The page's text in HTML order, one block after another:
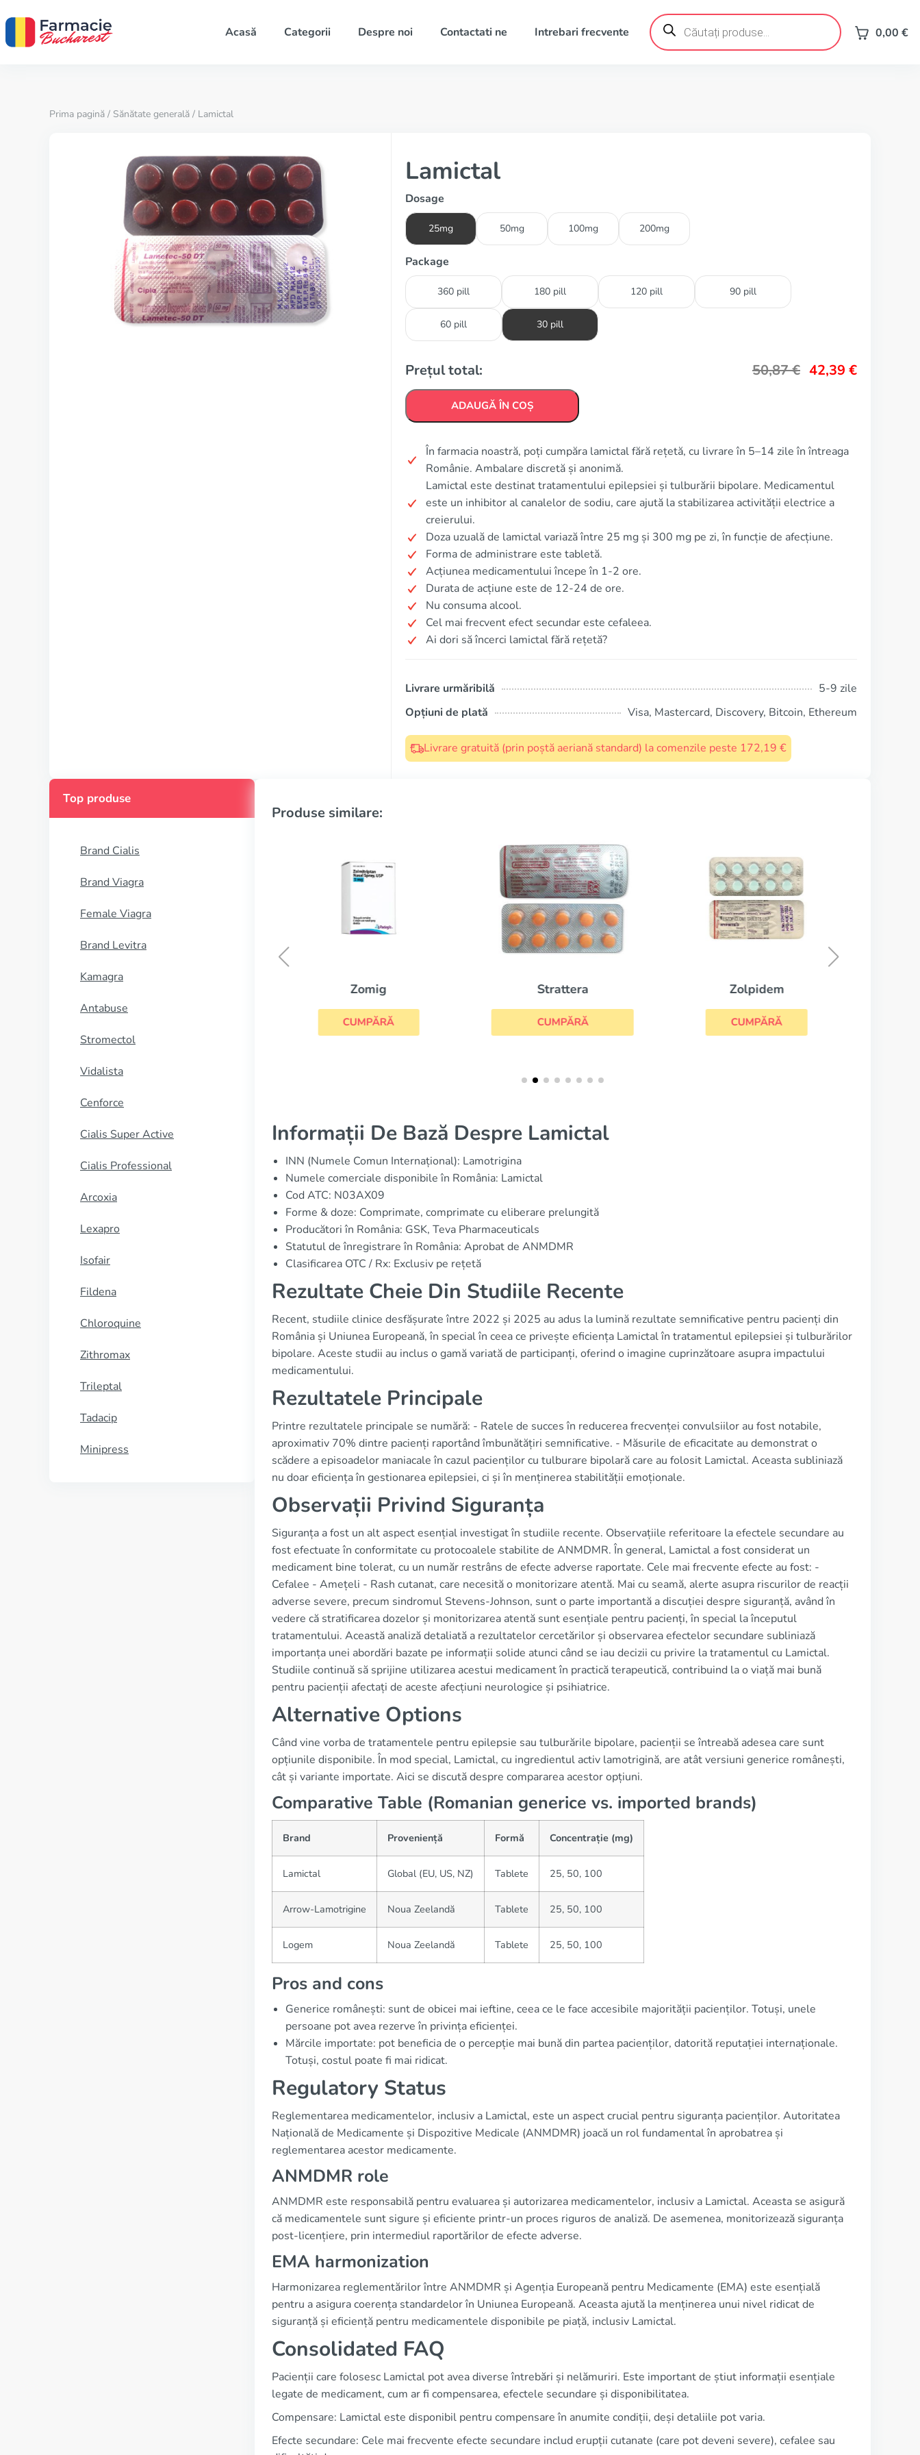
Acasă Categorii Despre noi Contactati ne Intrebari frecvente
Products
search 0,00 €
Prima pagină / Sănătate generală / Lamictal
Lamictal
Dosage
25mg 50mg 100mg 200mg
Package
360 pill 180 pill 120 pill 90 pill
60 pill 30 pill
Prețul total: 50,87€ 42,39 €
ADAUGĂ ÎN COȘ
În farmacia noastră, poți cumpăra lamictal fără rețetă, cu livrare în 5–14 zile în întreaga
Românie. Ambalare discretă și anonimă.
Lamictal este destinat tratamentului epilepsiei și tulburării bipolare. Medicamentul
este un inhibitor al canalelor de sodiu, care ajută la stabilizarea activității electrice a
creierului.
Doza uzuală de lamictal variază între 25 mg și 300 mg pe zi, în funcție de afecțiune.
Forma de administrare este tabletă.
Acțiunea medicamentului începe în 1-2 ore.
Durata de acțiune este de 12-24 de ore.
Nu consuma alcool.
Cel mai frecvent efect secundar este cefaleea.
Ai dori să încerci lamictal fără rețetă?
Livrare urmăribilă
5-9 zile
Opțiuni de plată
Visa, Mastercard, Discovery, Bitcoin, Ethereum
Livrare gratuită (prin poștă aeriană standard) la comenzile peste 172,19 €
Top produse
Brand Cialis
Brand Viagra
Female Viagra
Brand Levitra
Kamagra
Antabuse
Stromectol
Vidalista
Cenforce
Cialis Super Active
Cialis Professional
Arcoxia
Lexapro
Isofair
Fildena
Chloroquine
Zithromax
Trileptal
Tadacip
Minipress
Produse similare:
Zomig
CUMPĂRĂ
Strattera
CUMPĂRĂ
Zolpidem
CUMPĂRĂ
Informații De Bază Despre Lamictal
INN (Numele Comun Internațional): Lamotrigina
Numele comerciale disponibile în România: Lamictal
Cod ATC: N03AX09
Forme & doze: Comprimate, comprimate cu eliberare prelungită
Producători în România: GSK, Teva Pharmaceuticals
Statutul de înregistrare în România: Aprobat de ANMDMR
Clasificarea OTC / Rx: Exclusiv pe rețetă
Rezultate Cheie Din Studiile Recente
Recent, studiile clinice desfășurate între 2022 și 2025 au adus la lumină rezultate semnificative pentru pacienți din
România și Uniunea Europeană, în special în ceea ce privește eficiența Lamictal în tratamentul epilepsiei și tulburărilor
bipolare. Aceste studii au inclus o gamă variată de participanți, oferind o imagine cuprinzătoare asupra impactului
medicamentului.
Rezultatele Principale
Printre rezultatele principale se numără: - Ratele de succes în reducerea frecvenței convulsiilor au fost notabile,
aproximativ 70% dintre pacienți raportând îmbunătățiri semnificative. - Măsurile de eficacitate au demonstrat o
scădere a episoadelor maniacale în cazul pacienților cu tulburare bipolară care au folosit Lamictal. Aceasta subliniază
nu doar eficiența în gestionarea epilepsiei, ci și în menținerea stabilității emoționale.
Observații Privind Siguranța
Siguranța a fost un alt aspect esențial investigat în studiile recente. Observațiile referitoare la efectele secundare au
fost efectuate în conformitate cu protocoalele stabilite de ANMDMR. În general, Lamictal a fost considerat un
medicament bine tolerat, cu un număr restrâns de efecte adverse raportate. Cele mai frecvente efecte au fost: -
Cefalee - Amețeli - Rash cutanat, care necesită o monitorizare atentă. Mai cu seamă, alerte asupra riscurilor de reacții
adverse severe, precum sindromul Stevens-Johnson, sunt o parte importantă a discuției despre siguranță, având în
vedere că stratificarea dozelor și monitorizarea atentă sunt esențiale pentru pacienți, în special la începutul
tratamentului. Această analiză detaliată a rezultatelor cercetărilor și observarea efectelor secundare subliniază
importanța unei abordări bazate pe informații solide atunci când se iau decizii cu privire la tratamentul cu Lamictal.
Studiile continuă să sprijine utilizarea acestui medicament în practică terapeutică, contribuind la o viață mai bună
pentru pacienții afectați de aceste afecțiuni neurologice și psihiatrice.
Alternative Options
Când vine vorba de tratamentele pentru epilepsie sau tulburările bipolare, pacienții se întreabă adesea care sunt
opțiunile disponibile. În mod special, Lamictal, cu ingredientul activ lamotrigină, are atât versiuni generice românești,
cât și variante importate. Aici se discută despre compararea acestor opțiuni.
Comparative Table (Romanian generice vs. imported brands)
Brand Proveniență Formă Concentrație (mg)
Lamictal Global (EU, US, NZ) Tablete 25, 50, 100
Arrow-Lamotrigine Noua Zeelandă Tablete 25, 50, 100
Logem Noua Zeelandă Tablete 25, 50, 100
Pros and cons
Generice românești: sunt de obicei mai ieftine, ceea ce le face accesibile majorității pacienților. Totuși, unele
persoane pot avea rezerve în privința eficienței.
Mărcile importate: pot beneficia de o percepție mai bună din partea pacienților, datorită reputației internaționale.
Totuși, costul poate fi mai ridicat.
Regulatory Status
Reglementarea medicamentelor, inclusiv a Lamictal, este un aspect crucial pentru siguranța pacienților. Autoritatea
Națională de Medicamente și Dispozitive Medicale (ANMDMR) joacă un rol fundamental în aprobatrea și
reglementarea acestor medicamente.
ANMDMR role
ANMDMR este responsabilă pentru evaluarea și autorizarea medicamentelor, inclusiv a Lamictal. Aceasta se asigură
că medicamentele sunt sigure și eficiente printr-un proces riguros de analiză. De asemenea, monitorizează siguranța
post-licențiere, prin intermediul raportărilor de efecte adverse.
EMA harmonization
Harmonizarea reglementărilor între ANMDMR și Agenția Europeană pentru Medicamente (EMA) este esențială
pentru a asigura coerența standardelor în Uniunea Europeană. Aceasta ajută la menținerea unui nivel ridicat de
siguranță și eficiență pentru medicamentele disponibile pe piață, inclusiv Lamictal.
Consolidated FAQ
Pacienții care folosesc Lamictal pot avea diverse întrebări și nelămuriri. Este important de știut informații esențiale
legate de medicament, cum ar fi compensarea, efectele secundare și disponibilitatea.
Compensare: Lamictal este disponibil pentru compensare în anumite condiții, deși detaliile pot varia.
Efecte secundare: Cele mai frecvente efecte secundare includ erupții cutanate (care pot deveni severe), cefalee sau